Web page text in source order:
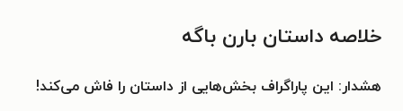
خلاصه داستان بارن باگه
هشدار: این پاراگراف بخش‌هایی از داستان را فاش می‌کند!